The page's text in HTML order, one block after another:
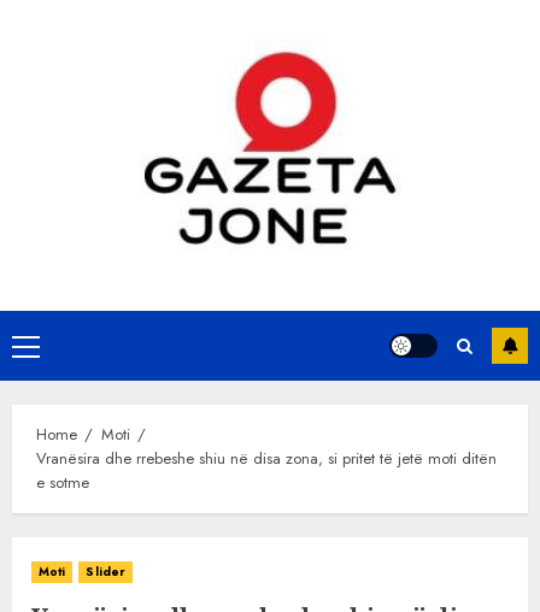
Primary
Menu
Home
Moti
Vranësira dhe rrebeshe shiu në disa zona, si pritet të jetë moti ditën
e sotme
Moti Slider